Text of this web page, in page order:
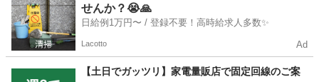
せんか？😭🙏
日給例1万円〜 / 登録不要！高時給求人多数✨
Lacotto Ad
【土日でガッツリ】家電量販店で固定回線のご案